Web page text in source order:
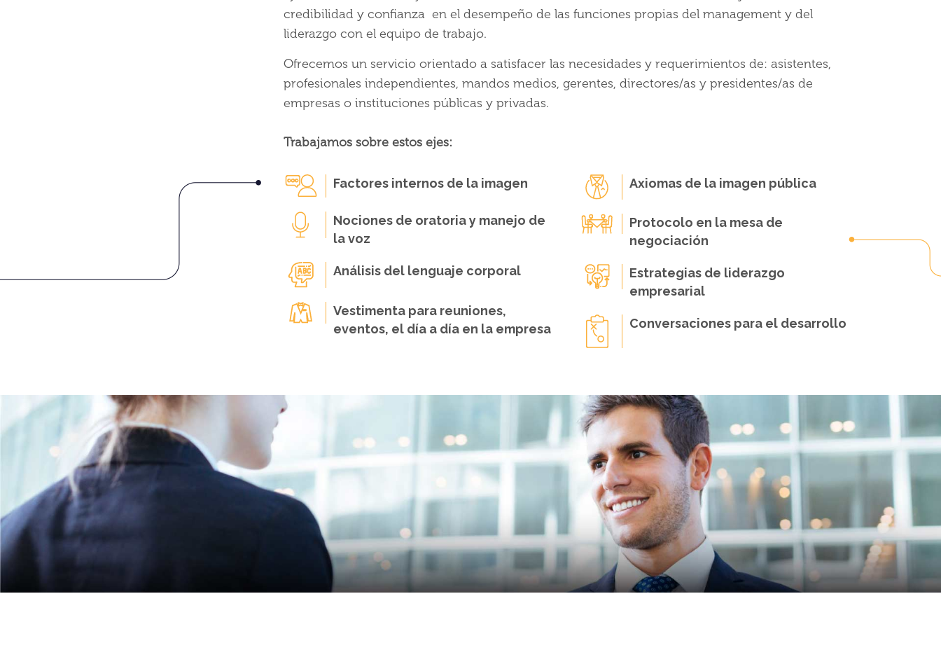
credibilidad y confianza en el desempeño de las funciones propias del management y del
liderazgo con el equipo de trabajo.
Ofrecemos un servicio orientado a satisfacer las necesidades y requerimientos de: asistentes,
profesionales independientes, mandos medios, gerentes, directores/as y presidentes/as de
empresas o instituciones públicas y privadas.
Trabajamos sobre estos ejes:
Factores internos de la imagen
Nociones de oratoria y manejo de
la voz
Análisis del lenguaje corporal
Vestimenta para reuniones,
eventos, el día a día en la empresa
Axiomas de la imagen pública
Protocolo en la mesa de
negociación
Estrategias de liderazgo
empresarial
Conversaciones para el desarrollo